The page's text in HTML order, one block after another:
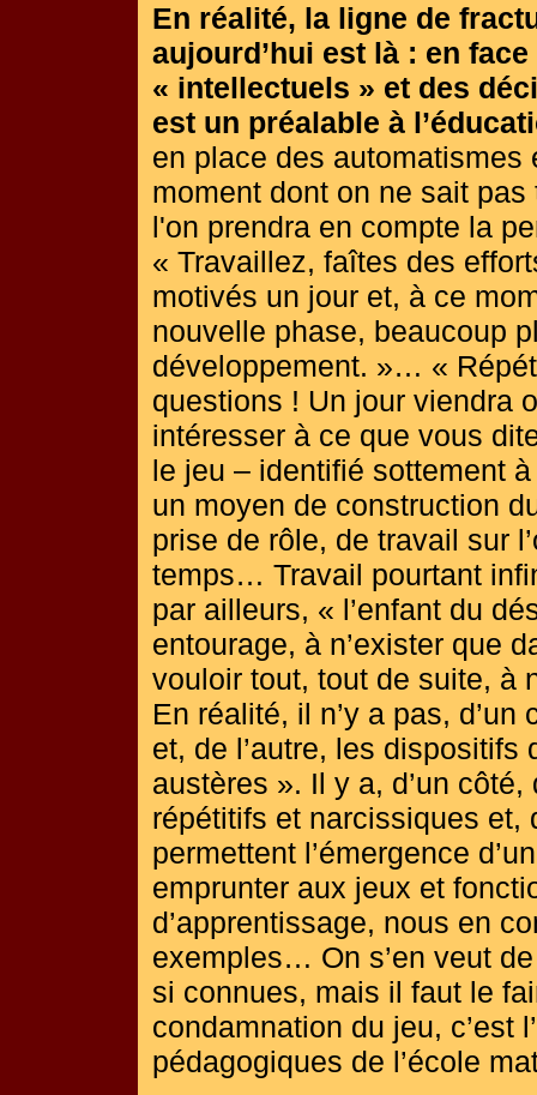
En réalité, la ligne de
aujourd’hui est là : en
« intellectuels » et des
est un préalable à
en place des
moment dont on ne sait
l'on prendra en compte la
« Travaillez, faîtes des
motivés un jour et, à ce
nouvelle phase, beaucoup
développement. »… «
questions ! Un jour viendra
intéresser à ce que vous
le jeu – identifié sottement
un moyen de construction
prise de rôle, de travail sur
temps… Travail pourtant
par ailleurs, « l’enfant du
entourage, à n’exister que
vouloir tout, tout de suite, à
En réalité, il n’y a pas,
et, de l’autre, les dispositifs
austères ». Il y a, d’un
répétitifs et narcissiques et,
permettent l’émergence
emprunter aux jeux et
d’apprentissage, nous en
exemples… On s’en veut
si connues, mais il faut le
condamnation du jeu, c’est
pédagogiques de l’école